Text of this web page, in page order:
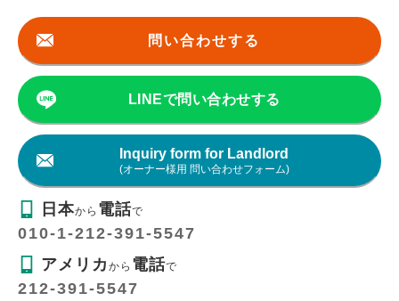
問い合わせする
LINEで問い合わせする
Inquiry form for Landlord
(オーナー様用 問い合わせフォーム)
日本から 電話で
010-1-212-391-5547
アメリカから 電話で
212-391-5547